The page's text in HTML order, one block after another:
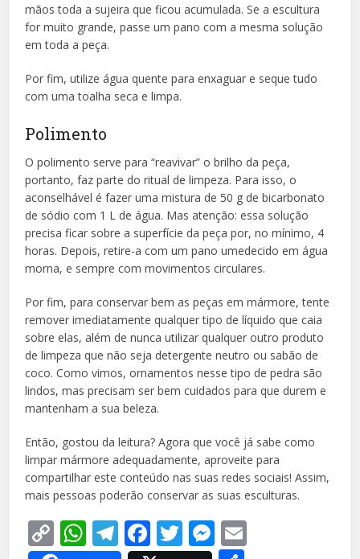
mãos toda a sujeira que ficou acumulada. Se a escultura
for muito grande, passe um pano com a mesma solução
em toda a peça.
Por fim, utilize água quente para enxaguar e seque tudo
com uma toalha seca e limpa.
Polimento
O polimento serve para “reavivar” o brilho da peça,
portanto, faz parte do ritual de limpeza. Para isso, o
aconselhável é fazer uma mistura de 50 g de bicarbonato
de sódio com 1 L de água. Mas atenção: essa solução
precisa ficar sobre a superfície da peça por, no mínimo, 4
horas. Depois, retire-a com um pano umedecido em água
morna, e sempre com movimentos circulares.
Por fim, para conservar bem as peças em mármore, tente
remover imediatamente qualquer tipo de líquido que caia
sobre elas, além de nunca utilizar qualquer outro produto
de limpeza que não seja detergente neutro ou sabão de
coco. Como vimos, ornamentos nesse tipo de pedra são
lindos, mas precisam ser bem cuidados para que durem e
mantenham a sua beleza.
Então, gostou da leitura? Agora que você já sabe como
limpar mármore adequadamente, aproveite para
compartilhar este conteúdo nas suas redes sociais! Assim,
mais pessoas poderão conservar as suas esculturas.
CopyWhatsApp
Telegram
Facebook
TwitterMessenger